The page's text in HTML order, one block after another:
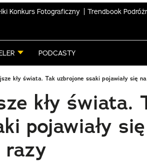
Konkurs Fotograficzny Trendbook
PODCASTY
kły świata. Tak uzbrojone ssaki pojawiały się
kły świata.
pojawiały
razy